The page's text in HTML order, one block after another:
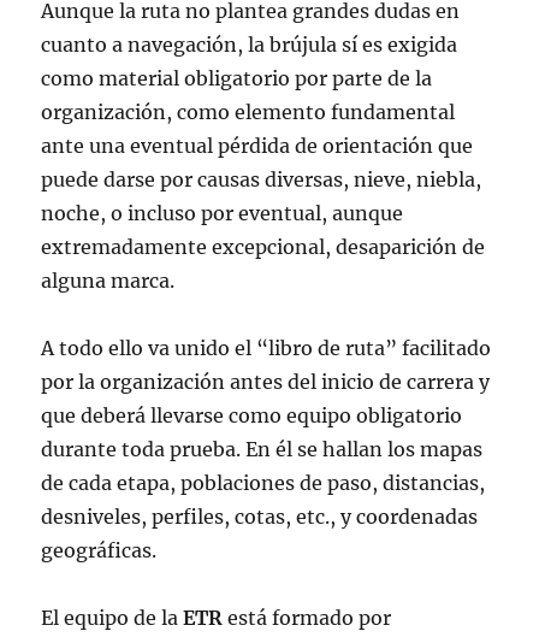
Aunque la ruta no plantea grandes dudas en
cuanto a navegación, la brújula sí es exigida
como material obligatorio por parte de la
organización, como elemento fundamental
ante una eventual pérdida de orientación que
puede darse por causas diversas, nieve, niebla,
noche, o incluso por eventual, aunque
extremadamente excepcional, desaparición de
alguna marca.
A todo ello va unido el “libro de ruta” facilitado
por la organización antes del inicio de carrera y
que deberá llevarse como equipo obligatorio
durante toda prueba. En él se hallan los mapas
de cada etapa, poblaciones de paso, distancias,
desniveles, perfiles, cotas, etc., y coordenadas
geográficas.
El equipo de laETR está formado por